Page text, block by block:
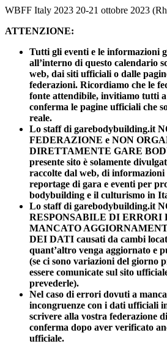
WBFF Italy 2023 20-21 ottobre 2023
ATTENZIONE:
Tutti gli eventi e le informazioni
all’interno di questo calendario
web, dai siti ufficiali o dalle
federazioni. Ricordiamo che le
fonte attendibile, invitiamo tutti
conferma le pagine ufficiali che
reale.
Lo staff di garebodybuilding.it
FEDERAZIONE e NON
DIRETTAMENTE GARE
presente sito è solamente
raccolte dal web, di
reportage di gara e eventi per
bodybuilding e il culturismo in
Lo staff di garebodybuilding.it
RESPONSABILE DI ERRORI
MANCATO
DEI DATI causati da cambi
quant’altro venga aggiornato e
(se ci sono variazioni del giorno
essere comunicate sul sito
prevederle).
Nel caso di errori dovuti a
incongruenze con i dati ufficiali
scrivere alla vostra federazione
conferma dopo aver verificato
ufficiale.